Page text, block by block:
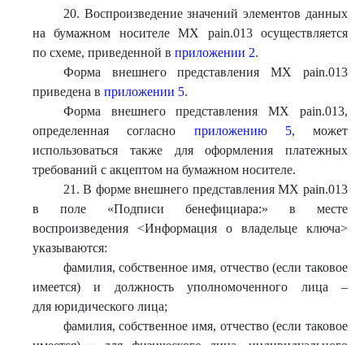
20. Воспроизведение значений элементов данных
на бумажном носителе МХ pain.013 осуществляется
по схеме, приведенной в приложении 2.
Форма внешнего представления МХ pain.013
приведена в приложении 5.
Форма внешнего представления МХ pain.013,
определенная согласно приложению 5, может
использоваться также для оформления платежных
требований с акцептом на бумажном носителе.
21. В форме внешнего представления МХ pain.013
в поле «Подписи бенефициара:» в месте
воспроизведения <Информация о владельце ключа>
указываются:
фамилия, собственное имя, отчество (если таковое
имеется) и должность уполномоченного лица –
для юридического лица;
фамилия, собственное имя, отчество (если таковое